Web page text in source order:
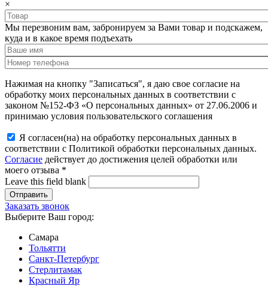
×
Мы перезвоним вам, забронируем за Вами товар и подскажем,
куда и в какое время подъехать
Нажимая на кнопку "Записаться", я даю свое согласие на
обработку моих персональных данных в соответствии с
законом №152-ФЗ «О персональных данных» от 27.06.2006 и
принимаю условия пользовательского соглашения
Я согласен(на) на обработку персональных данных в
соответствии с Политикой обработки персональных данных.
Согласие действует до достижения целей обработки или
моего отзыва *
Leave this field blank
Заказать звонок
Выберите Ваш город:
Самара
Тольятти
Санкт-Петербург
Стерлитамак
Красный Яр